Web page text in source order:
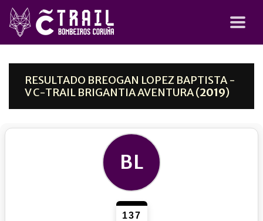
RESULTADO BREOGAN LOPEZ BAPTISTA -
V C-TRAIL BRIGANTIA AVENTURA (2019)
BL
137